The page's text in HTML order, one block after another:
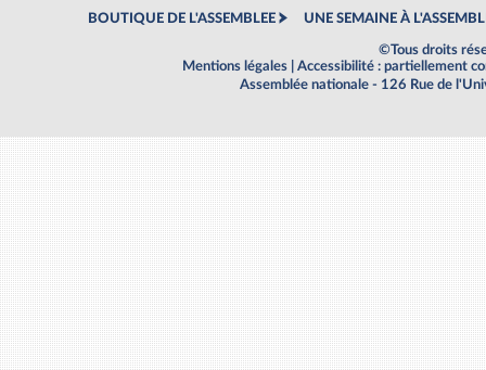
BOUTIQUE DE L'ASSEMBLEE UNE SEMAINE À
©Tous droits
Mentions légales
Accessibilité : partiellement
Assemblée nationale - 126 Rue de